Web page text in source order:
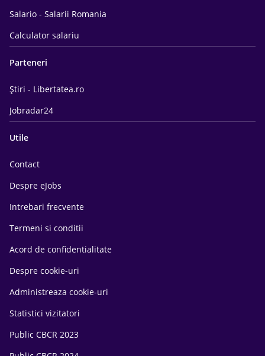
Salario - Salarii Romania
Calculator salariu
Parteneri
Știri - Libertatea.ro
Jobradar24
Utile
Contact
Despre eJobs
Intrebari frecvente
Termeni si conditii
Acord de confidentialitate
Despre cookie-uri
Administreaza cookie-uri
Statistici vizitatori
Public CBCR 2023